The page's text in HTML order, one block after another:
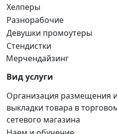
Хелперы
Разнорабочие
Девушки промоутеры
Стендистки
Мерчендайзинг
Вид услуги
Организация размещения и
выкладки товара в
сетевого магазина